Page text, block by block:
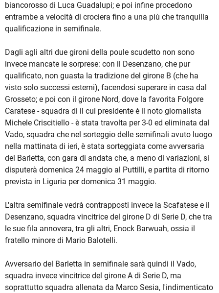
biancorosso di Luca Guadalupi; e poi infine procedono
entrambe a velocità di crociera fino a una più che tranquilla
qualificazione in semifinale.
Dagli agli altri due gironi della poule scudetto non sono
invece mancate le sorprese: con il Desenzano, che pur
qualificato, non guasta la tradizione del girone B (che ha
visto solo successi esterni), facendosi superare in casa dal
Grosseto; e poi con il girone Nord, dove la favorita Folgore
Caratese - squadra di il cui presidente è il noto giornalista
Michele Criscitiello - è stata travolta per 3-0 ed eliminata dal
Vado, squadra che nel sorteggio delle semifinali avuto luogo
nella mattinata di ieri, è stata sorteggiata come avversaria
del Barletta, con gara di andata che, a meno di variazioni, si
disputerà domenica 24 maggio al Puttilli, e partita di ritorno
prevista in Liguria per domenica 31 maggio.
L'altra semifinale vedrà contrapposti invece la Scafatese e il
Desenzano, squadra vincitrice del girone D di Serie D, che tra
le sue fila annovera, tra gli altri, Enock Barwuah, ossia il
fratello minore di Mario Balotelli.
Avversario del Barletta in semifinale sarà quindi il Vado,
squadra invece vincitrice del girone A di Serie D, ma
soprattutto squadra allenata da Marco Sesia, l'indimenticato